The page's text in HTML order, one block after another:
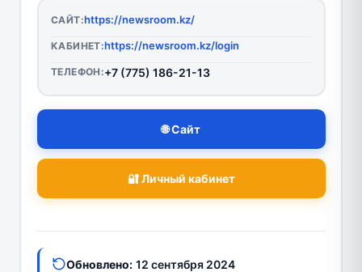
САЙТ:https://newsroom.kz/
КАБИНЕТ:https://newsroom.kz/login
ТЕЛЕФОН:+7 (775) 186-21-13
🌐 Сайт
🔐 Личный кабинет
Обновлено: 12 сентября 2024